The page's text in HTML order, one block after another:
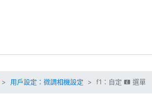
用戶設定：微調相機設定 f1：自定 i 選單